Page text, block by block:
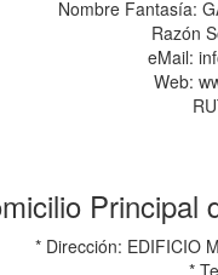
Nombre Fantasía:
Razón
eMail:
Web:
Principal
* Dirección: EDIFICIO
*